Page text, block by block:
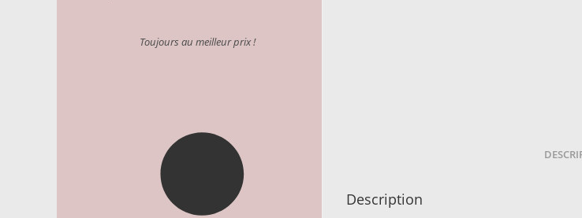
Description
Toujours au meilleur prix !